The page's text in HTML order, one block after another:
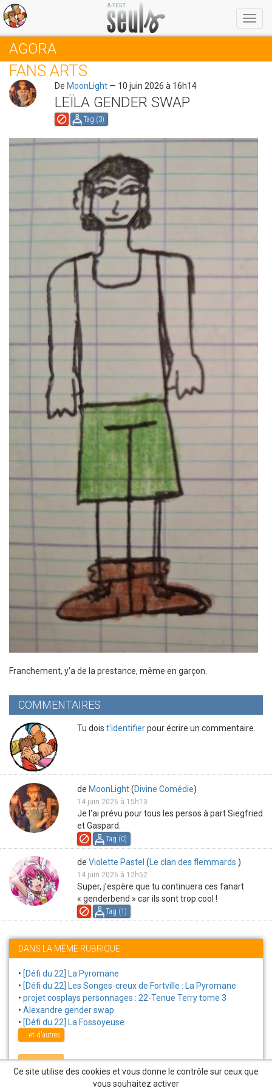
Menu
AGORA
FANS ARTS
De MoonLight— 10 juin 2026 à 16h14
LEÏLA GENDER SWAP
Tag (3)
Franchement, y'a de la prestance, même en garçon.
COMMENTAIRES
Tu dois t'identifierpour écrire un commentaire.
de MoonLight(Divine Comédie)
14 juin 2026 à 15h13
Je l'ai prévu pour tous les persos à part Siegfried
et Gaspard.
Tag (0)
de Violette Pastel (Le clan des flemmards )
14 juin 2026 à 12h52
Super, j’espère que tu continuera ces fanart
« genderbend » car ils sont trop cool !
Tag (1)
DANS LA MÊME RUBRIQUE
• [Défi du 22] La Pyromane
• [Défi du 22] Les Songes-creux de Fortville : La Pyromane
• projet cosplays personnages : 22-Tenue Terry tome 3
• Alexandre gender swap
• [Défi du 22] La Fossoyeuse
... et d'autres
Contribuer
Ce site utilise des cookies et vous donne le contrôle sur ceux que
vous souhaitez activer